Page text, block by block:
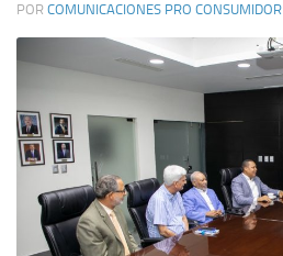
POR COMUNICACIONES PRO CONSUMIDOR